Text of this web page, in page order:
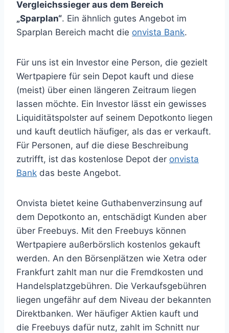
Vergleichssieger aus dem Bereich
„Sparplan“. Ein ähnlich gutes Angebot im
Sparplan Bereich macht die onvista Bank.
Für uns ist ein Investor eine Person, die gezielt
Wertpapiere für sein Depot kauft und diese
(meist) über einen längeren Zeitraum liegen
lassen möchte. Ein Investor lässt ein gewisses
Liquiditätspolster auf seinem Depotkonto liegen
und kauft deutlich häufiger, als das er verkauft.
Für Personen, auf die diese Beschreibung
zutrifft, ist das kostenlose Depot der onvista
Bank das beste Angebot.
Onvista bietet keine Guthabenverzinsung auf
dem Depotkonto an, entschädigt Kunden aber
über Freebuys. Mit den Freebuys können
Wertpapiere außerbörslich kostenlos gekauft
werden. An den Börsenplätzen wie Xetra oder
Frankfurt zahlt man nur die Fremdkosten und
Handelsplatzgebühren. Die Verkaufsgebühren
liegen ungefähr auf dem Niveau der bekannten
Direktbanken. Wer häufiger Aktien kauft und
die Freebuys dafür nutz, zahlt im Schnitt nur